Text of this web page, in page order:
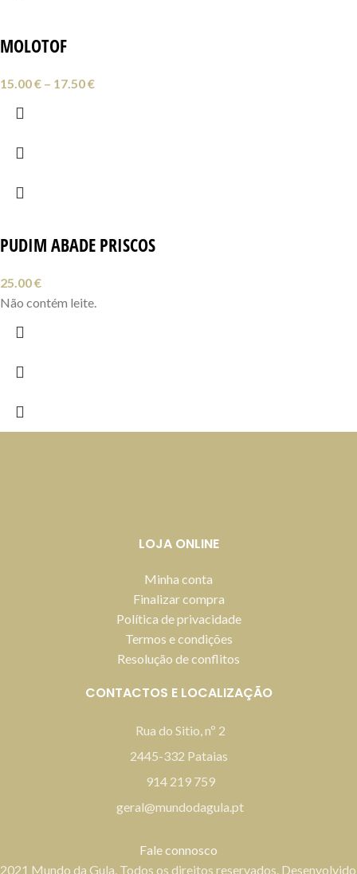
MOLOTOF
15.00€ – 17.50€
PUDIM ABADE PRISCOS
25.00€
Não contém leite.
LOJA ONLINE
Minha conta
Finalizar compra
Política de privacidade
Termos e condições
Resolução de conflitos
CONTACTOS E LOCALIZAÇÃO
Rua do Sitio, nº 2
2445-332 Pataias
914 219 759
geral@mundodagula.pt
Fale connosco
2021 Mundo da Gula. Todos os direitos reservados. Desenvolvido